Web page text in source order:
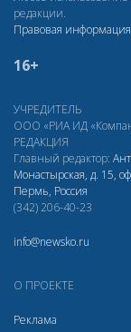
редакции.
Правовая
16+
УЧРЕДИТЕЛЬ
ООО «РИА ИД
РЕДАКЦИЯ
Главный редактор:
Монастырская, д. 15,
Пермь, Россия
(342) 206-40-23
info@newsko.ru
О ПРОЕКТЕ
Реклама